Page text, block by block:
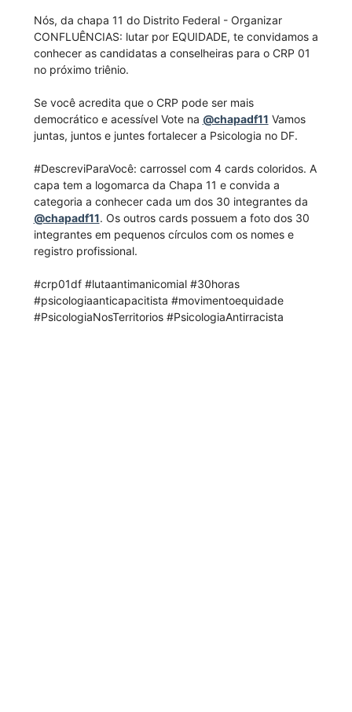
Nós, da chapa 11 do Distrito Federal - Organizar
CONFLUÊNCIAS: lutar por EQUIDADE, te convidamos a
conhecer as candidatas a conselheiras para o CRP 01
no próximo triênio.
Se você acredita que o CRP pode ser mais
democrático e acessível Vote na @chapadf11 Vamos
juntas, juntos e juntes fortalecer a Psicologia no DF.
#DescreviParaVocê: carrossel com 4 cards coloridos. A
capa tem a logomarca da Chapa 11 e convida a
categoria a conhecer cada um dos 30 integrantes da
@chapadf11. Os outros cards possuem a foto dos 30
integrantes em pequenos círculos com os nomes e
registro profissional.
#crp01df #lutaantimanicomial #30horas
#psicologiaanticapacitista #movimentoequidade
#PsicologiaNosTerritorios #PsicologiaAntirracista